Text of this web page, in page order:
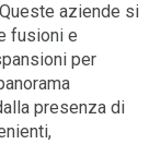
aziende si
fusioni e
per
presenza di